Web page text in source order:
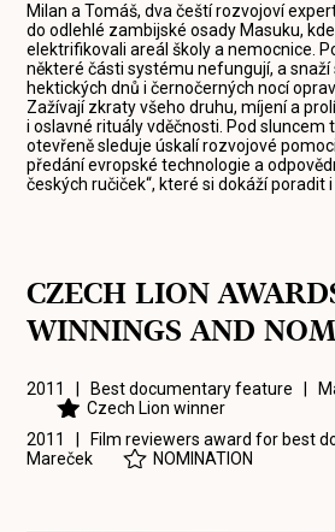
Milan a Tomáš, dva čeští rozvojoví
do odlehlé zambijské osady Masuku,
elektrifikovali areál školy a nemocnice.
některé části systému nefungují, a snaží
hektických dnů i černočerných nocí
Zažívají zkraty všeho druhu, míjení a
i oslavné rituály vděčnosti. Pod sluncem
otevřeně sleduje úskalí rozvojové
předání evropské technologie a
českých ručiček“, které si dokáží poradit
CZECH LION
WINNINGS AND
2011 | Best documentary feature |
Czech Lion winner
2011 | Film reviewers award for best
Mareček
NOMINATION